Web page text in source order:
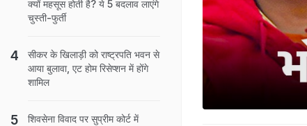
क्यों महसूस होती है? ये 5 बदलाव लाएंगे
चुस्ती-फुर्ती
सीकर के ख‍िलाड़ी को राष्‍ट्रपत‍ि भवन से
आया बुलावा, एट होम रिसेप्शन में होंगे
शामिल
शिवसेना विवाद पर सुप्रीम कोर्ट में